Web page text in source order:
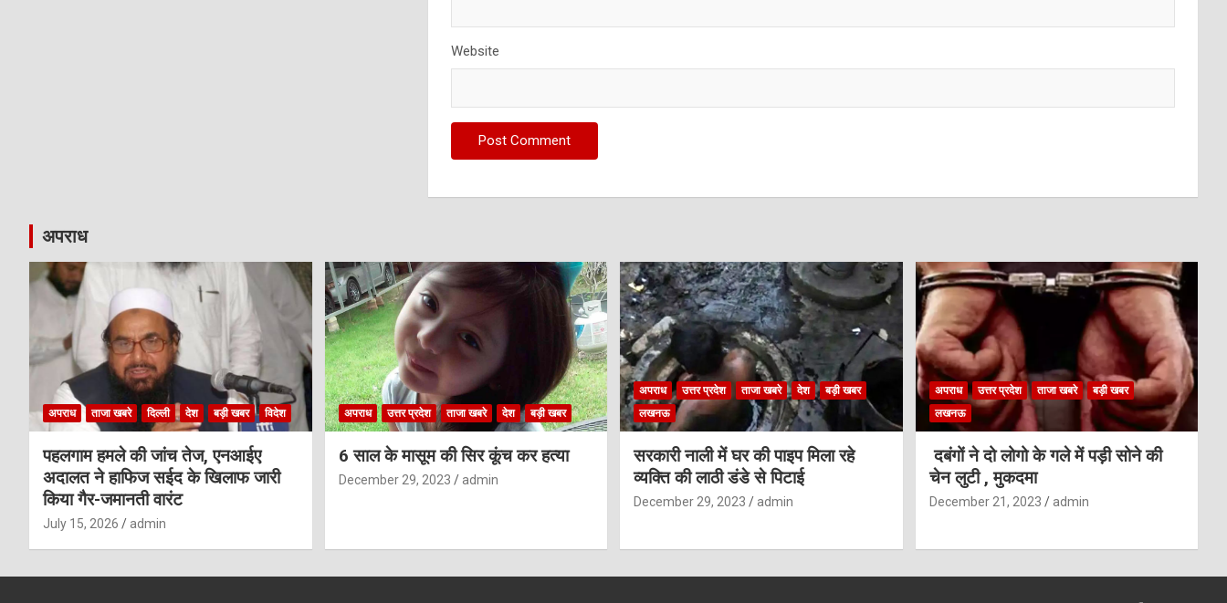
Website
अपराध
अपराध ताजा खबरे दिल्ली देश बड़ी खबर विदेश
पहलगाम हमले की जांच तेज, एनआईए
अदालत ने हाफिज सईद के खिलाफ जारी
किया गैर-जमानती वारंट
July 15, 2026 admin
अपराध उत्तर प्रदेश ताजा खबरे देश बड़ी खबर
6 साल के मासूम की सिर कूंच कर हत्या
December 29, 2023 admin
अपराध उत्तर प्रदेश ताजा खबरे देश
बड़ी खबर
लखनऊ
सरकारी नाली में घर की पाइप मिला रहे
व्यक्ति की लाठी डंडे से पिटाई
December 29, 2023 admin
अपराध उत्तर प्रदेश ताजा खबरे
बड़ी खबर
लखनऊ
दबंगों ने दो लोगो के गले में पड़ी सोने की
चेन लुटी , मुकदमा
December 21, 2023 admin